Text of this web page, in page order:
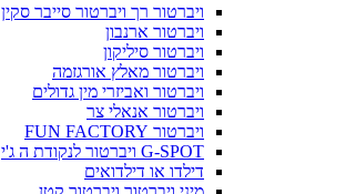
ויברטור רך ויברטור סייבר סקין
ויברטור ארנבון
ויברטור סיליקון
ויברטור מאלץ אורגזמה
ויברטור ואביזרי מין גדולים
ויברטור אנאלי צר
ויברטור FUN FACTORY
G-SPOT ויברטור לנקודת ה ג'י
דילדו או דילדואים